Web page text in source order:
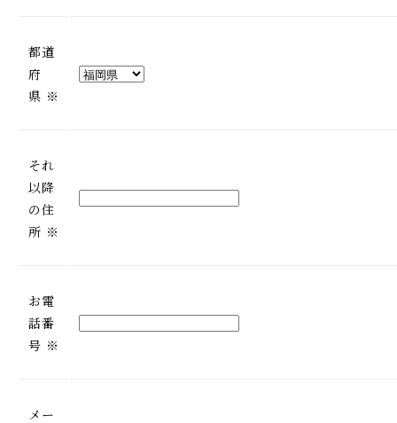
都道
府
県 ※
それ
以降
の住
所 ※
お電
話番
号 ※
メー